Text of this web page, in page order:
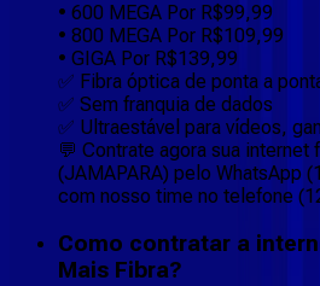
• 600 MEGA Por R$99,99
• 800 MEGA Por R$109,99
• GIGA Por R$139,99
✅ Fibra óptica de ponta a
✅ Sem franquia de dados
✅ Ultraestável para vídeos,
💬 Contrate agora sua internet
(JAMAPARA) pelo WhatsApp
com nosso time no telefone
Como contratar a
Mais Fibra?